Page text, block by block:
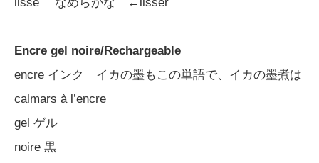
Encre gel noire/Rechargeable
encre インク イカの墨もこの単語で、イカの墨煮は
calmars à l’encre
gel ゲル
noire 黒